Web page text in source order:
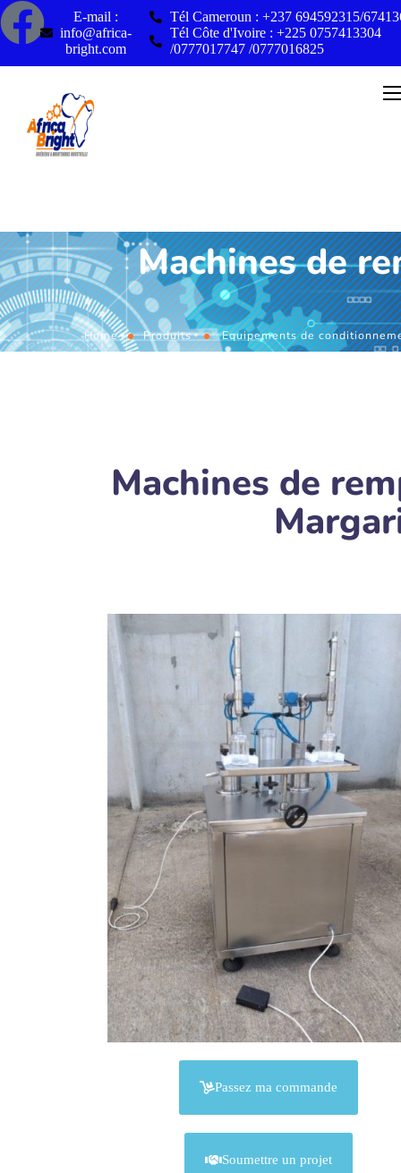
E-mail :
info@africa-
bright.com
Tél Cameroun : +237 694592315/
Tél Côte d'Ivoire : +225 0757413304
/0777017747 /0777016825
Machines de
Home Produits Equipements de
Machines de
Passez ma commande
Soumettre un projet